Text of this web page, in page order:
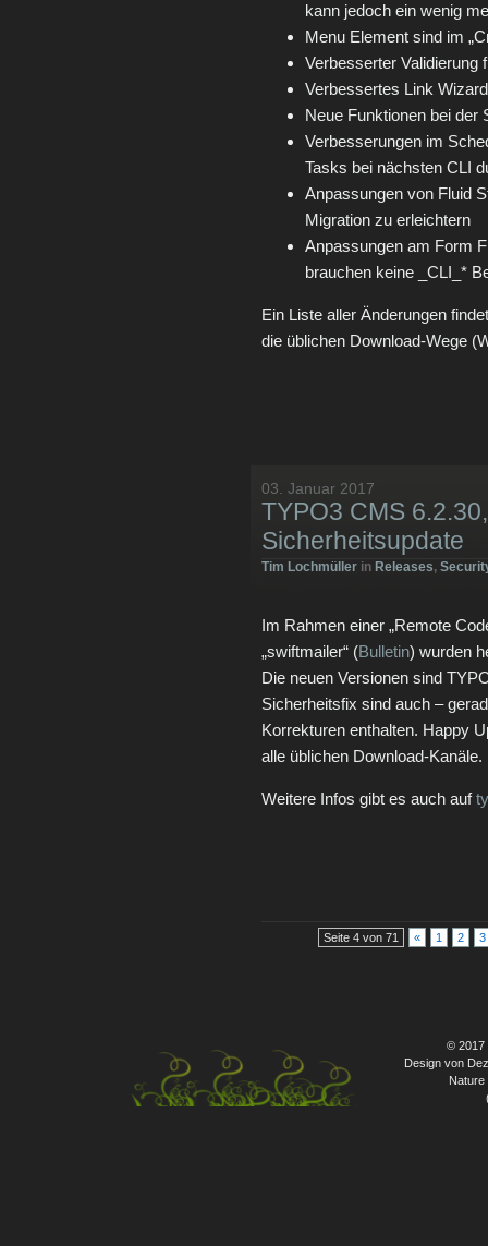
kann jedoch ein wenig
Menu Element sind im
Verbesserter Validierung
Verbessertes Link
Neue Funktionen bei der
Verbesserungen im
Tasks bei nächsten CLI
Anpassungen von Fluid
Migration zu erleichtern
Anpassungen am Form
brauchen keine _CLI_*
Ein Liste aller Änderungen
die üblichen Download-Wege
03. Januar 2017
TYPO3 CMS
Sicherheitsupdate
Tim Lochmüller in Releases,
Im Rahmen einer „Remote
„swiftmailer“ (Bulletin) wurden
Die neuen Versionen sind
Sicherheitsfix sind auch –
Korrekturen enthalten. Happy
alle üblichen Download-Kanäle.
Weitere Infos gibt es auch auf
Seite 4 von 71 « 1 2 3
© 2017
Design von
Nature